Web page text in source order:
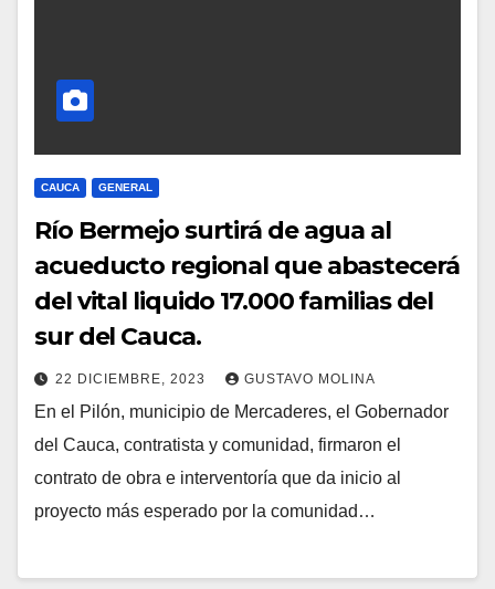
CAUCA GENERAL
Río Bermejo surtirá de agua al
acueducto regional que abastecerá
del vital liquido 17.000 familias del
sur del Cauca.
22 DICIEMBRE, 2023 GUSTAVO MOLINA
En el Pilón, municipio de Mercaderes, el Gobernador
del Cauca, contratista y comunidad, firmaron el
contrato de obra e interventoría que da inicio al
proyecto más esperado por la comunidad…